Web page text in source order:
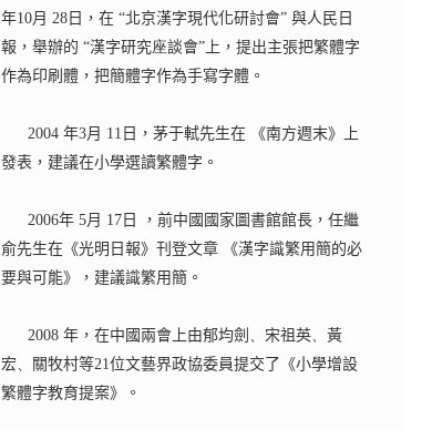
年10月 28 日，在 “北京漢字現代化研討會” 與人民日
報，舉辦的 “漢字研究座談會” 上，提出主張把繁體字
作為印刷體，把簡體字作為手寫字體。
2004 年3月 11 日，茅于軾先生在 《南方週末》上
發表，建議在小學選讀繁體字。
2006年 5月 17 日 ，前中國國家圖書館館長，任繼
俞先生在《光明日報》刊登文章 《漢字識繁用簡的必
要與可能》，建議識繁用簡。
2008 年，在中國兩會上由郁均劍 、 宋祖英、 黃
宏、 關牧村等21位文藝界政協委員提交了《小學增設
繁體字教育提案》。